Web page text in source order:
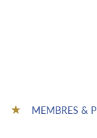
MEMBRES &